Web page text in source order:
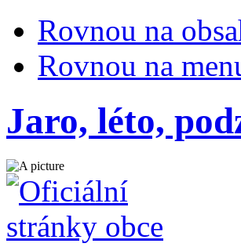
Rovnou na
Rovnou na
Jaro, léto,